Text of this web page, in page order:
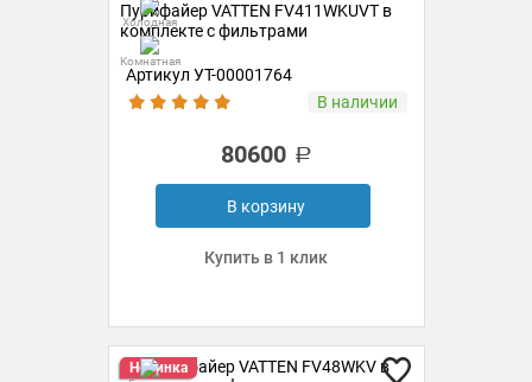
Холодная
Комнатная
Пурифайер VATTEN FV411WKUVT в
комплекте с фильтрами
Артикул УТ-00001764
В наличии
80600
В корзину
Купить в 1 клик
Новинка